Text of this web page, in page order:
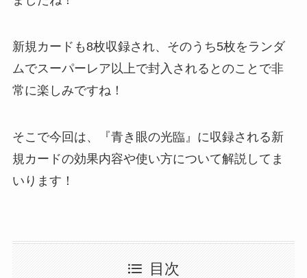
新規カードも8枚収録され、そのうち5枚をランダ
ムでスーパーレア以上で封入されるとのことで非
常に楽しみですね！
そこで今回は、『青き眼の光臨』に収録される新
規カードの効果内容や使い方について解説してま
いります！
目次